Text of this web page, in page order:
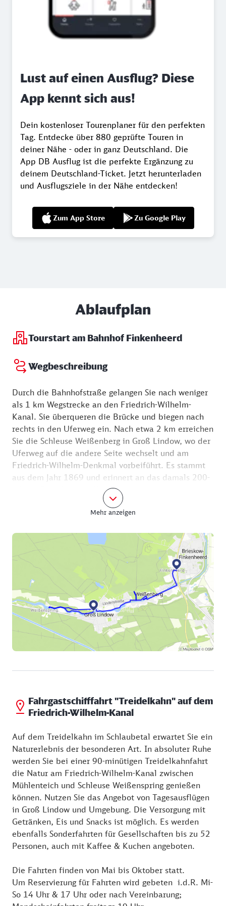
Lust auf einen Ausflug? Diese
App kennt sich aus!
Dein kostenloser Tourenplaner für den perfekten
Tag. Entdecke über 880 geprüfte Touren in
deiner Nähe - oder in ganz Deutschland. Die
App DB Ausflug ist die perfekte Ergänzung zu
deinem Deutschland-Ticket. Jetzt herunterladen
und Ausflugsziele in der Nähe entdecken!
Zum App Store Zu Google Play
Ablaufplan
Tourstart am Bahnhof Finkenheerd
Wegbeschreibung
Durch die Bahnhofstraße gelangen Sie nach weniger
als 1 km Wegstrecke an den Friedrich-Wilhelm-
Kanal. Sie überqueren die Brücke und biegen nach
rechts in den Uferweg ein. Nach etwa 2 km erreichen
Sie die Schleuse Weißenberg in Groß Lindow, wo der
Uferweg auf die andere Seite wechselt und am
Friedrich-Wilhelm-Denkmal vorbeiführt. Es stammt
aus dem Jahr 1869 und erinnert an das damals 200-
jährige Bestehen des Kanals.
Durch die Lindenstraße geht es weiter durch ein
in den Knappenweg lohnt sich, weil sich hier auf der
rechten Seite noch der traditionelle Köhlerplatz
befindet, auf dem der Kienstubbenverein die alte
Köhlertradition wieder aufleben lässt.
Hinter der Trafostation schwenkt der Weg nach links
in Richtung Kanal. Lassen Sie nun die Schleusen
Klixmühle und Groß Lindow hinter sich, dann
gelangen Sie nach etwa 1 km unmittelbar zum
Anleger des „Treidelkahns“. Hier erwartet Sie nun
„Friedrich Wilhelm“ (Fr, Sa, So 14 und 17 Uhr).
Falls die Abfahrtszeiten des Treidelkahns zeitlich für
Sie gerade nicht passen, können Sie die etwa 3 km
Weißenspring auch wandern.
Mehr anzeigen
Fahrgastschifffahrt "Treidelkahn" auf dem
Friedrich-Wilhelm-Kanal
Auf dem Treidelkahn im Schlaubetal erwartet Sie ein
Naturerlebnis der besonderen Art. In absoluter Ruhe
werden Sie bei einer 90-minütigen Treidelkahnfahrt
die Natur am Friedrich-Wilhelm-Kanal zwischen
Mühlenteich und Schleuse Weißenspring genießen
können. Nutzen Sie das Angebot von Tagesausflügen
in Groß Lindow und Umgebung. Die Versorgung mit
Getränken, Eis und Snacks ist möglich. Es werden
ebenfalls Sonderfahrten für Gesellschaften bis zu 52
Personen, auch mit Kaffee & Kuchen angeboten.
Die Fahrten finden von Mai bis Oktober statt.
Um Reservierung für Fahrten wird gebeten i.d.R. Mi-
So 14 Uhr & 17 Uhr oder nach Vereinbarung;